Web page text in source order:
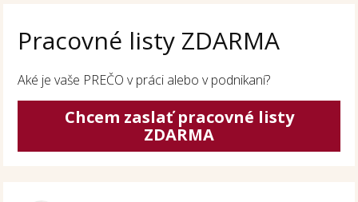
Pracovné listy ZDARMA
Aké je vaše PREČO v práci alebo v podnikaní?
Chcem zaslať pracovné listy
ZDARMA